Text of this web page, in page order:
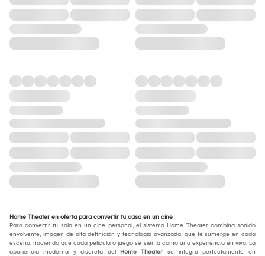
Home Theater en oferta para convertir tu casa en un cine
Para convertir tu sala en un cine personal, el sistema Home Theater combina sonido
envolvente, imagen de alta definición y tecnología avanzada, que te sumerge en cada
escena, haciendo que cada película o juego se sienta como una experiencia en vivo. La
apariencia moderna y discreta del Home Theater se integra perfectamente en